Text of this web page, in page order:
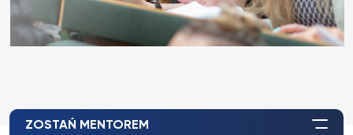
ZOSTAŃ MENTOREM